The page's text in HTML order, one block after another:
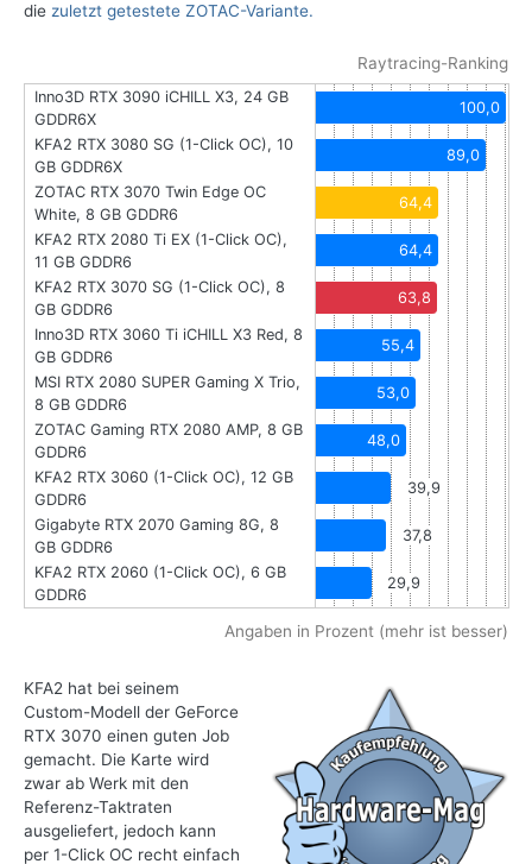
die zuletzt getestete ZOTAC-Variante.
Raytracing-Ranking
Inno3D RTX 3090 iCHILL X3, 24 GB
GDDR6X
100,0
KFA2 RTX 3080 SG (1-Click OC), 10
GB GDDR6X
89,0
ZOTAC RTX 3070 Twin Edge OC
White, 8 GB GDDR6
64,4
KFA2 RTX 2080 Ti EX (1-Click OC),
11 GB GDDR6
64,4
KFA2 RTX 3070 SG (1-Click OC), 8
GB GDDR6
63,8
Inno3D RTX 3060 Ti iCHILL X3 Red, 8
GB GDDR6
55,4
MSI RTX 2080 SUPER Gaming X Trio,
8 GB GDDR6
53,0
ZOTAC Gaming RTX 2080 AMP, 8 GB
GDDR6
48,0
KFA2 RTX 3060 (1-Click OC), 12 GB
GDDR6
39,9
Gigabyte RTX 2070 Gaming 8G, 8
GB GDDR6
37,8
KFA2 RTX 2060 (1-Click OC), 6 GB
GDDR6
29,9
Angaben in Prozent (mehr ist besser)
KFA2 hat bei seinem
Custom-Modell der GeForce
RTX 3070 einen guten Job
gemacht. Die Karte wird
zwar ab Werk mit den
Referenz-Taktraten
ausgeliefert, jedoch kann
per 1-Click OC recht einfach